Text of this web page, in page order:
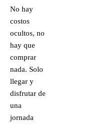
No hay
costos
ocultos, no
hay que
comprar
nada. Solo
llegar y
disfrutar de
una
jornada